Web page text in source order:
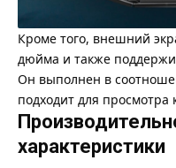
Кроме того, внешний
дюйма и также
Он выполнен в
подходит для просмотра
характеристики